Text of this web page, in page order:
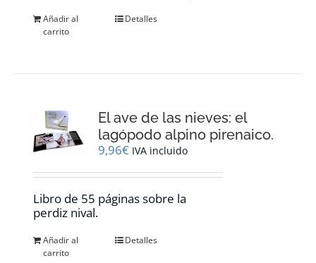
Añadir al
carrito
Detalles
El ave de las nieves: el
lagópodo alpino pirenaico.
9,96€ IVA incluido
Libro de 55 páginas sobre la
perdiz nival.
Añadir al
carrito
Detalles